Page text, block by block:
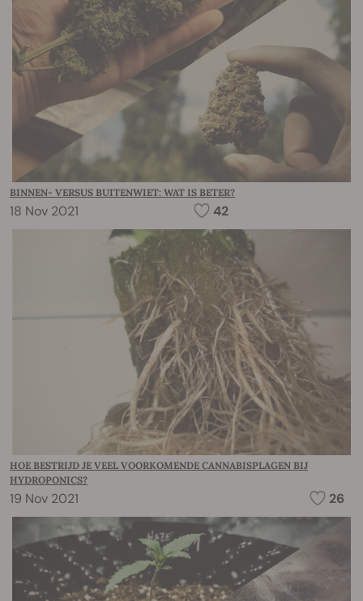
BINNEN- VERSUS BUITENWIET: WAT IS BETER?
18 Nov 2021 42
HOE BESTRIJD JE VEEL VOORKOMENDE CANNABISPLAGEN BIJ
HYDROPONICS?
19 Nov 2021 26